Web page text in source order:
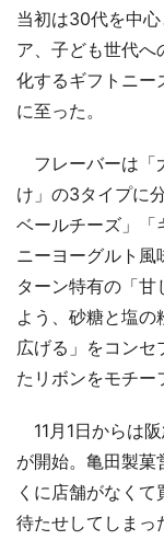
当初は30代を中
ア、子ども世代へ
化するギフトニー
に至った。
フレーバーは「
け」の3タイプに
ベールチーズ」「
ニーヨーグルト
ターン特有の「甘
よう、砂糖と塩
広げる」をコンセ
たリボンをモチー
11月1日からは
が開始。亀田製菓
くに店舗がなく
待たせしてしまっ